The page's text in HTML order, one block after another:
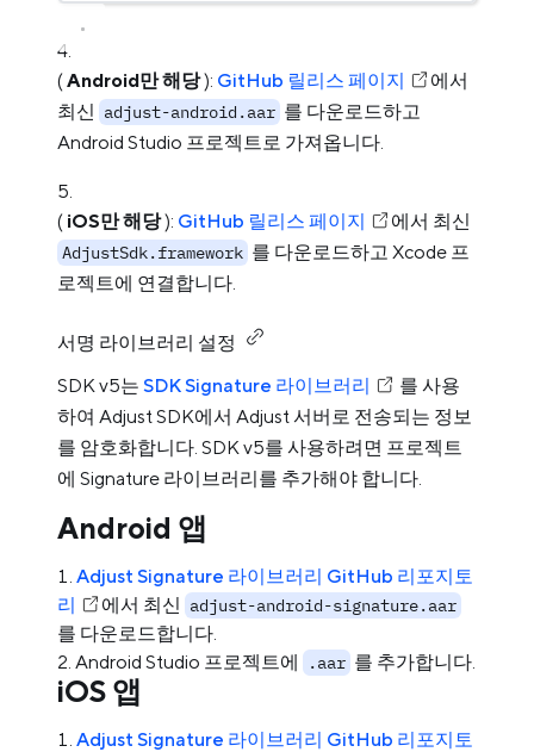
(Android만 해당): GitHub 릴리스 페이지
에서
최신 adjust-android.aar 를 다운로드하고
Android Studio 프로젝트로 가져옵니다.
( iOS만 해당): GitHub 릴리스 페이지 에서 최신
AdjustSdk.framework 를 다운로드하고 Xcode 프
로젝트에 연결합니다.
서명 라이브러리 설정
SDK v5는 SDK Signature 라이브러리
를 사용
하여 Adjust SDK에서 Adjust 서버로 전송되는 정보
를 암호화합니다. SDK v5를 사용하려면 프로젝트
에 Signature 라이브러리를 추가해야 합니다.
Android 앱
Adjust Signature 라이브러리 GitHub 리포지토
리
에서 최신 adjust-android-signature.aar
를 다운로드합니다.
Android Studio 프로젝트에
.aar 를 추가합니다.
iOS 앱
Adjust Signature 라이브러리 GitHub 리포지토